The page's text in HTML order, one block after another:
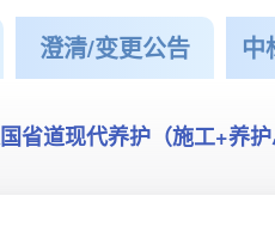
澄清/变更公告 中
省道现代养护（施工+养